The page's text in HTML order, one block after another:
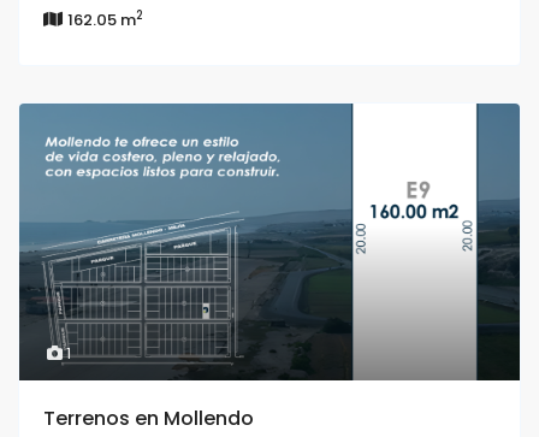
162.05 m2
1
Terrenos en Mollendo